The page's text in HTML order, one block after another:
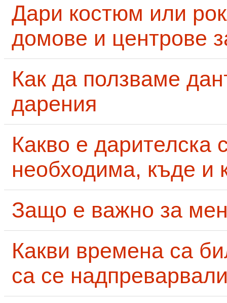
Дари костюм или
домове и центрове
Как да ползваме
дарения
Какво е дарителска
необходима, къде и
Защо е важно за
Какви времена са
са се